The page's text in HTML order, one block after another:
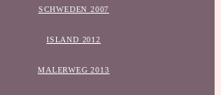
SCHWEDEN 2007
ISLAND 2012
MALERWEG 2013